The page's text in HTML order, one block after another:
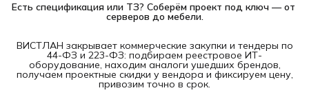
Более 100 000 позиций в наличии и под заказ
Есть спецификация или ТЗ? Соберём проект под ключ — от
серверов до мебели.
ВИСТЛАН закрывает коммерческие закупки и тендеры по
44-ФЗ и 223-ФЗ: подбираем реестровое ИТ-
оборудование, находим аналоги ушедших брендов,
получаем проектные скидки у вендора и фиксируем цену,
привозим точно в срок.